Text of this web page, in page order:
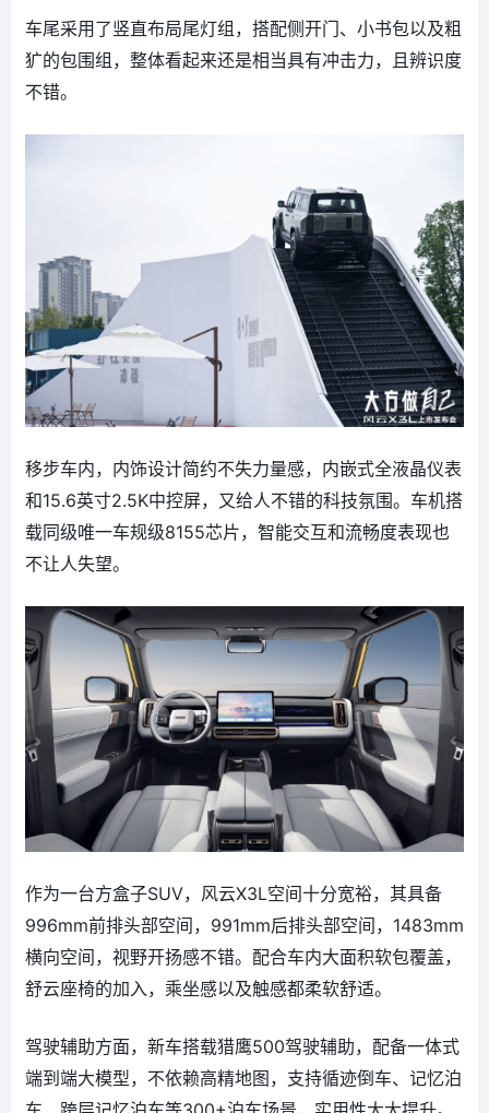
车尾采用了竖直布局尾灯组，搭配侧开门、小书包以及粗
犷的包围组，整体看起来还是相当具有冲击力，且辨识度
不错。
移步车内，内饰设计简约不失力量感，内嵌式全液晶仪表
和15.6英寸2.5K中控屏，又给人不错的科技氛围。车机搭
载同级唯一车规级8155芯片，智能交互和流畅度表现也
不让人失望。
作为一台方盒子SUV，风云X3L空间十分宽裕，其具备
996mm前排头部空间，991mm后排头部空间，1483mm
横向空间，视野开扬感不错。配合车内大面积软包覆盖，
舒云座椅的加入，乘坐感以及触感都柔软舒适。
驾驶辅助方面，新车搭载猎鹰500驾驶辅助，配备一体式
端到端大模型，不依赖高精地图，支持循迹倒车、记忆泊